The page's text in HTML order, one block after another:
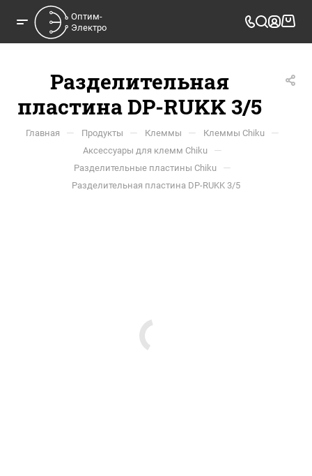
Оптим-
Электро
Разделительная
пластина DP-RUKK 3/5
Главная — Продукты — Клеммы — Клеммы Chiku —
Аксессуары для клемм Chiku —
Разделительные пластины Chiku —
Разделительная пластина DP-RUKK 3/5